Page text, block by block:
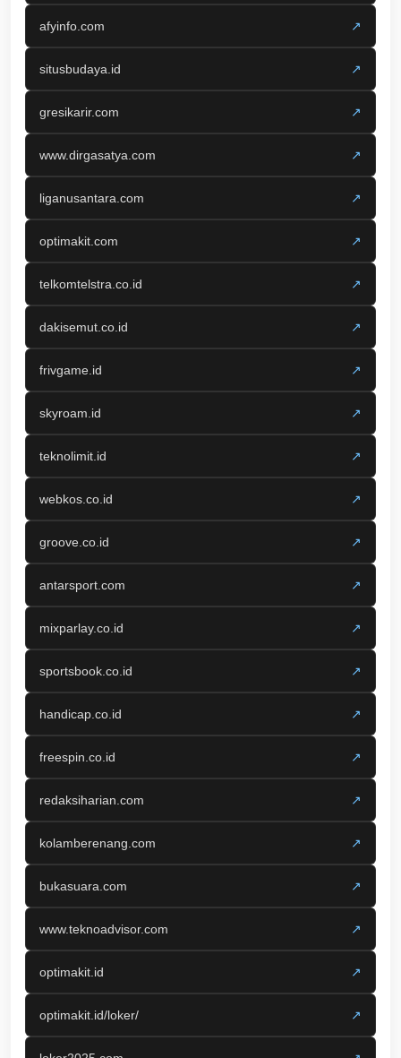
afyinfo.com ↗
situsbudaya.id ↗
gresikarir.com ↗
www.dirgasatya.com ↗
liganusantara.com ↗
optimakit.com ↗
telkomtelstra.co.id ↗
dakisemut.co.id ↗
frivgame.id ↗
skyroam.id ↗
teknolimit.id ↗
webkos.co.id ↗
groove.co.id ↗
antarsport.com ↗
mixparlay.co.id ↗
sportsbook.co.id ↗
handicap.co.id ↗
freespin.co.id ↗
redaksiharian.com ↗
kolamberenang.com ↗
bukasuara.com ↗
www.teknoadvisor.com ↗
optimakit.id ↗
optimakit.id/loker/ ↗